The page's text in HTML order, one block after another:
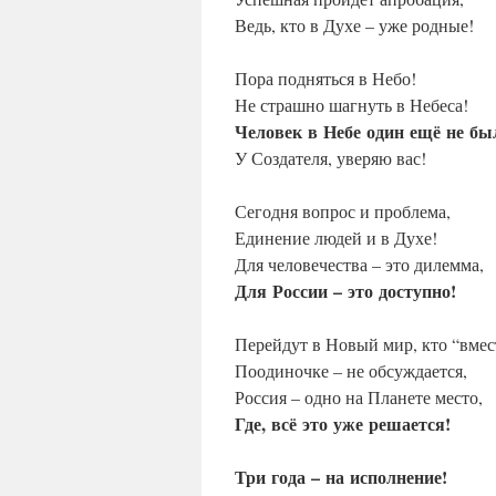
Ведь, кто в Духе – уже родные!
Пора подняться в Небо!
Не страшно шагнуть в Небеса!
Человек в Небе один ещё не
У Создателя, уверяю вас!
Сегодня вопрос и проблема,
Единение людей и в Духе!
Для человечества – это дилемма,
Для России – это доступно!
Перейдут в Новый мир, кто
Поодиночке – не обсуждается,
Россия – одно на Планете место,
Где, всё это уже решается!
Три года – на исполнение!